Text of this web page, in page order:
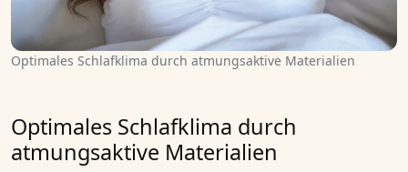
Optimales Schlafklima durch atmungsaktive Materialien
Optimales Schlafklima durch
atmungsaktive Materialien